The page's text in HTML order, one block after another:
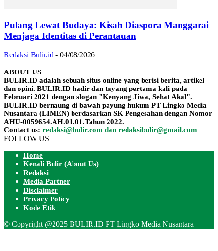
Pulang Lewat Budaya: Kisah Diaspora Manggarai
Menjaga Identitas di Perantauan
Redaksi Bulir.id - 04/08/2026
ABOUT US
BULIR.ID adalah sebuah situs online yang berisi berita, artikel
dan opini. BULIR.ID hadir dan tayang pertama kali pada
Februari 2021 dengan slogan "Kenyang Jiwa, Sehat Akal".
BULIR.ID bernaung di bawah payung hukum PT Lingko Media
Nusantara (LIMEN) berdasarkan SK Pengesahan dengan Nomor
AHU-0059654.AH.01.01.Tahun 2022.
Contact us: redaksi@bulir.com dan redaksibulir@gmail.com
FOLLOW US
Home
Kenali Bulir (About Us)
Redaksi
Media Partner
Disclaimer
Privacy Policy
Kode Etik
© Copyright @2025 BULIR.ID PT Lingko Media Nusantara